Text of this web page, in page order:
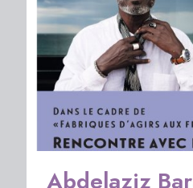
Abdelaziz